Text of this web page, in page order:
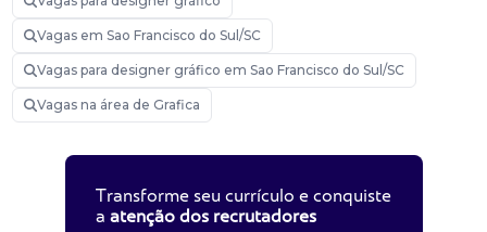
Vagas em Sao Francisco do Sul/SC
Vagas para designer gráfico em Sao Francisco do Sul/SC
Vagas na área de Grafica
Transforme seu currículo e conquiste
a atenção dos recrutadores